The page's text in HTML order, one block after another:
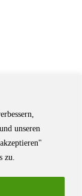
unseren
zu.
Autorinnen und
für